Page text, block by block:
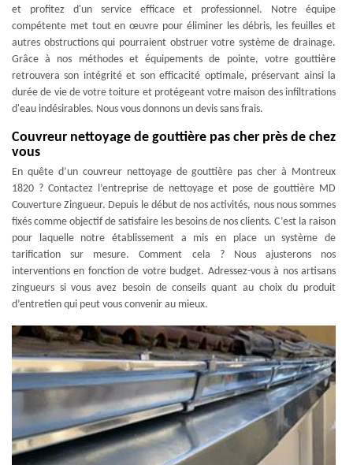
et profitez d'un service efficace et professionnel. Notre équipe
compétente met tout en œuvre pour éliminer les débris, les feuilles et
autres obstructions qui pourraient obstruer votre système de drainage.
Grâce à nos méthodes et équipements de pointe, votre gouttière
retrouvera son intégrité et son efficacité optimale, préservant ainsi la
durée de vie de votre toiture et protégeant votre maison des infiltrations
d'eau indésirables. Nous vous donnons un devis sans frais.
Couvreur nettoyage de gouttière pas cher près de chez
vous
En quête d’un couvreur nettoyage de gouttière pas cher à Montreux
1820 ? Contactez l’entreprise de nettoyage et pose de gouttière MD
Couverture Zingueur. Depuis le début de nos activités, nous nous sommes
fixés comme objectif de satisfaire les besoins de nos clients. C’est la raison
pour laquelle notre établissement a mis en place un système de
tarification sur mesure. Comment cela ? Nous ajusterons nos
interventions en fonction de votre budget. Adressez-vous à nos artisans
zingueurs si vous avez besoin de conseils quant au choix du produit
d’entretien qui peut vous convenir au mieux.